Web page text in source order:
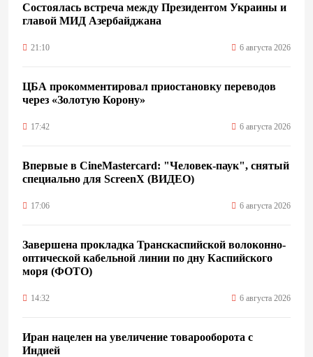
Состоялась встреча между Президентом Украины и
главой МИД Азербайджана
21:10 6 августа 2026
ЦБА прокомментировал приостановку переводов
через «Золотую Корону»
17:42 6 августа 2026
Впервые в CineMastercard: "Человек-паук", снятый
специально для ScreenX (ВИДЕО)
17:06 6 августа 2026
Завершена прокладка Транскаспийской волоконно-
оптической кабельной линии по дну Каспийского
моря (ФОТО)
14:32 6 августа 2026
Иран нацелен на увеличение товарооборота с
Индией